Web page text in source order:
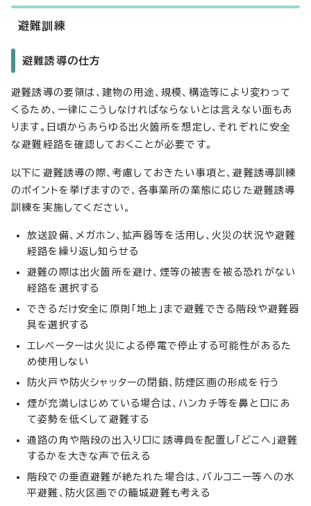
避難訓練
避難誘導の仕方
避難誘導の要領は、建物の用途、規模、構造等により変わって
くるため、一律にこうしなければならないとは言えない面もあ
ります。日頃からあらゆる出火箇所を想定し、それぞれに安全
な避難経路を確認しておくことが必要です。
以下に避難誘導の際、考慮しておきたい事項と、避難誘導訓練
のポイントを挙げますので、各事業所の業態に応じた避難誘導
訓練を実施してください。
放送設備、メガホン、拡声器等を活用し、火災の状況や避難
経路を繰り返し知らせる
避難の際は出火箇所を避け、煙等の被害を被る恐れがない
経路を選択する
できるだけ安全に原則「地上」まで避難できる階段や避難器
具を選択する
エレベーターは火災による停電で停止する可能性があるた
め使用しない
防火戸や防火シャッターの閉鎖、防煙区画の形成を行う
煙が充満しはじめている場合は、ハンカチ等を鼻と口にあ
て姿勢を低くして避難する
通路の角や階段の出入り口に誘導員を配置し「どこへ」避難
するかを大きな声で伝える
階段での垂直避難が絶たれた場合は、バルコニー等への水
平避難、防火区画での籠城避難も考える